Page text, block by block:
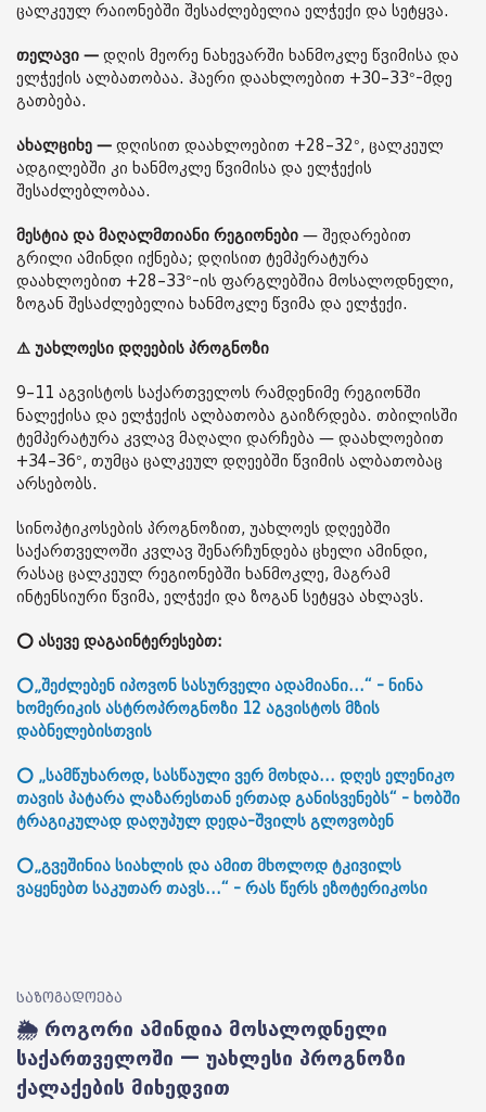
ცალკეულ რაიონებში შესაძლებელია ელჭექი და სეტყვა.
თელავი — დღის მეორე ნახევარში ხანმოკლე წვიმისა და
ელჭექის ალბათობაა. ჰაერი დაახლოებით +30–33°-მდე
გათბება.
ახალციხე — დღისით დაახლოებით +28–32°, ცალკეულ
ადგილებში კი ხანმოკლე წვიმისა და ელჭექის
შესაძლებლობაა.
მესტია და მაღალმთიანი რეგიონები — შედარებით
გრილი ამინდი იქნება; დღისით ტემპერატურა
დაახლოებით +28–33°-ის ფარგლებშია მოსალოდნელი,
ზოგან შესაძლებელია ხანმოკლე წვიმა და ელჭექი.
⚠️ უახლოესი დღეების პროგნოზი
9–11 აგვისტოს საქართველოს რამდენიმე რეგიონში
ნალექისა და ელჭექის ალბათობა გაიზრდება. თბილისში
ტემპერატურა კვლავ მაღალი დარჩება — დაახლოებით
+34–36°, თუმცა ცალკეულ დღეებში წვიმის ალბათობაც
არსებობს.
სინოპტიკოსების პროგნოზით, უახლოეს დღეებში
საქართველოში კვლავ შენარჩუნდება ცხელი ამინდი,
რასაც ცალკეულ რეგიონებში ხანმოკლე, მაგრამ
ინტენსიური წვიმა, ელჭექი და ზოგან სეტყვა ახლავს.
⭕ ასევე დაგაინტერესებთ:
⭕„შეძლებენ იპოვონ სასურველი ადამიანი...“ - ნინა
ხომერიკის ასტროპროგნოზი 12 აგვისტოს მზის
დაბნელებისთვის
⭕ „სამწუხაროდ, სასწაული ვერ მოხდა... დღეს ელენიკო
თავის პატარა ლაზარესთან ერთად განისვენებს“ - ხობში
ტრაგიკულად დაღუპულ დედა-შვილს გლოვობენ
⭕„გვეშინია სიახლის და ამით მხოლოდ ტკივილს
ვაყენებთ საკუთარ თავს...“ - რას წერს ეზოტერიკოსი
საზოგადოება
🌦️ როგორი ამინდია მოსალოდნელი
საქართველოში — უახლესი პროგნოზი
ქალაქების მიხედვით